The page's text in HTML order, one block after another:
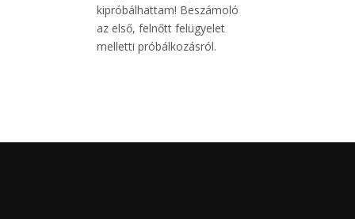
kipróbálhattam! Beszámoló
az első, felnőtt felügyelet
melletti próbálkozásról.